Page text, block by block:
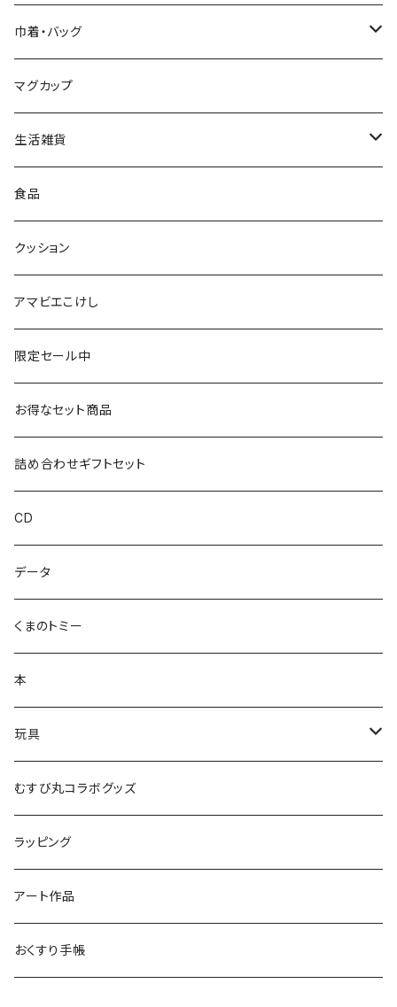
星定良工人（弥治郎系）
平賀輝幸工人（作並系）
早坂政弘工人（遠刈田系）
仙台弁こけしのこけし
やじろうちゃん
ばんつぁん
ズンダリアンシリーズ
コケゾン
付箋（ふせん）
スタンプ
ステッカー
マスキングテープ
ノート
メモ帳
クリアファイル
巾着・バッグ
エコバッグ
ポーチ
マグカップ
生活雑貨
スポンジ
フォトフレーム
食品
クッション
アマビエこけし
限定セール中
お得なセット商品
詰め合わせギフトセット
CD
データ
くまのトミー
本
玩具
かるた
むすび丸コラボグッズ
ラッピング
アート作品
おくすり手帳